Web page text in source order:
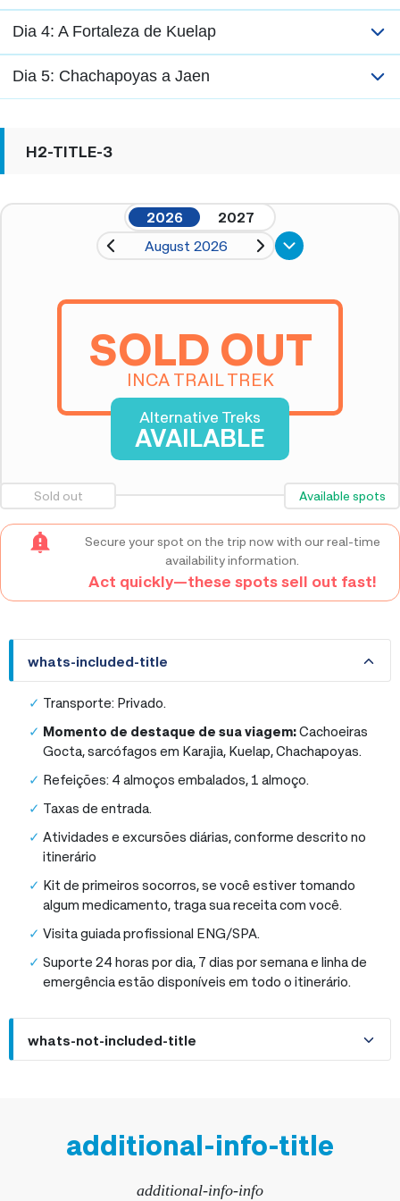
Dia 4: A Fortaleza de Kuelap
Dia 5: Chachapoyas a Jaen
H2-TITLE-3
2026
2027
August 2026
SOLD OUT
INCA TRAIL TREK
Alternative Treks
AVAILABLE
Sold out Available spots
Secure your spot on the trip now with our real-time
availability information.
Act quickly—these spots sell out fast!
whats-included-title
whats-included-title
Transporte: Privado.
Momento de destaque de sua viagem:Cachoeiras
Gocta, sarcófagos em Karajia, Kuelap, Chachapoyas.
Refeições: 4 almoços embalados, 1 almoço.
Taxas de entrada.
Atividades e excursões diárias, conforme descrito no
itinerário
Kit de primeiros socorros, se você estiver tomando
algum medicamento, traga sua receita com você.
Visita guiada profissional ENG/SPA.
Suporte 24 horas por dia, 7 dias por semana e linha de
emergência estão disponíveis em todo o itinerário.
whats-not-included-title
additional-info-title
additional-info-info